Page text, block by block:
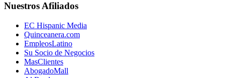
Nuestros Afiliados
EC Hispanic Media
Quinceanera.com
EmpleosLatino
Su Socio de Negocios
MasClientes
AbogadoMall